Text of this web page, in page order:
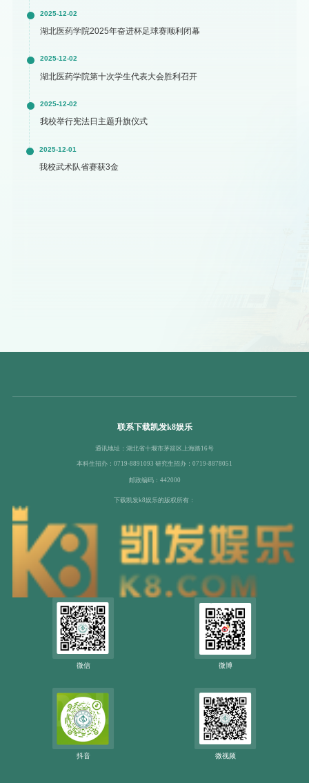
2025-12-02
湖北医药学院2025年奋进杯足球赛顺利闭幕
2025-12-02
湖北医药学院第十次学生代表大会胜利召开
2025-12-02
我校举行宪法日主题升旗仪式
2025-12-01
我校武术队省赛获3金
联系下载凯发k8娱乐
通讯地址：湖北省十堰市茅箭区上海路16号
本科生招办：0719-8891093 研究生招办：0719-8878051
邮政编码：442000
下载凯发k8娱乐的版权所有：
微信 微博
抖音 微视频